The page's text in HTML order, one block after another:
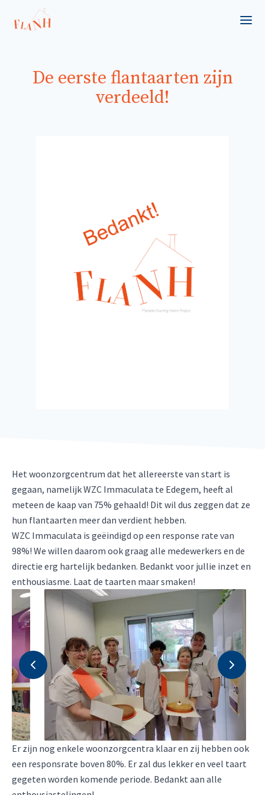
De eerste flantaarten zijn
verdeeld!
Het woonzorgcentrum dat het allereerste van start is
gegaan, namelijk WZC Immaculata te Edegem, heeft al
meteen de kaap van 75% gehaald! Dit wil dus zeggen dat ze
hun flantaarten meer dan verdient hebben.
WZC Immaculata is geëindigd op een response rate van
98%! We willen daarom ook graag alle medewerkers en de
directie erg hartelijk bedanken. Bedankt voor jullie inzet en
enthousiasme. Laat de taarten maar smaken!
Er zijn nog enkele woonzorgcentra klaar en zij hebben ook
een responsrate boven 80%. Er zal dus lekker en veel taart
gegeten worden komende periode. Bedankt aan alle